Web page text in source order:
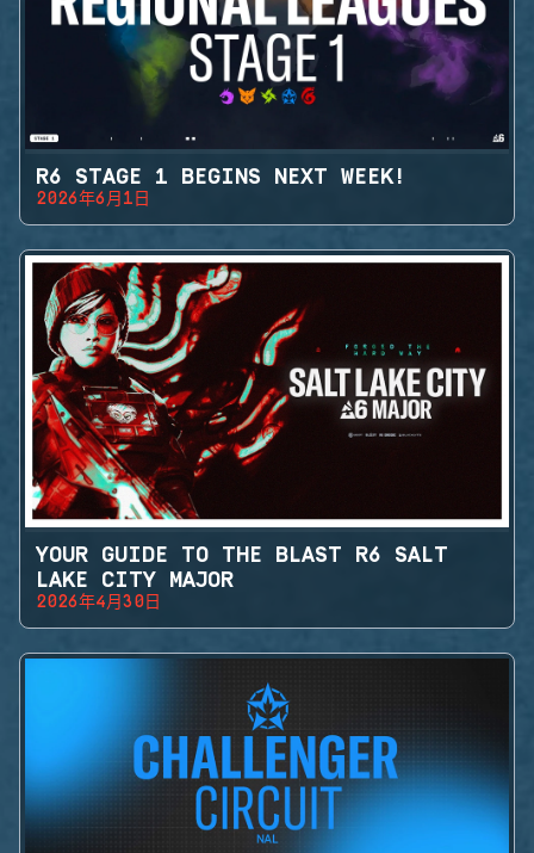
R6 STAGE 1 BEGINS NEXT WEEK!
2026年6月1日
YOUR GUIDE TO THE BLAST R6 SALT
LAKE CITY MAJOR
2026年4月30日